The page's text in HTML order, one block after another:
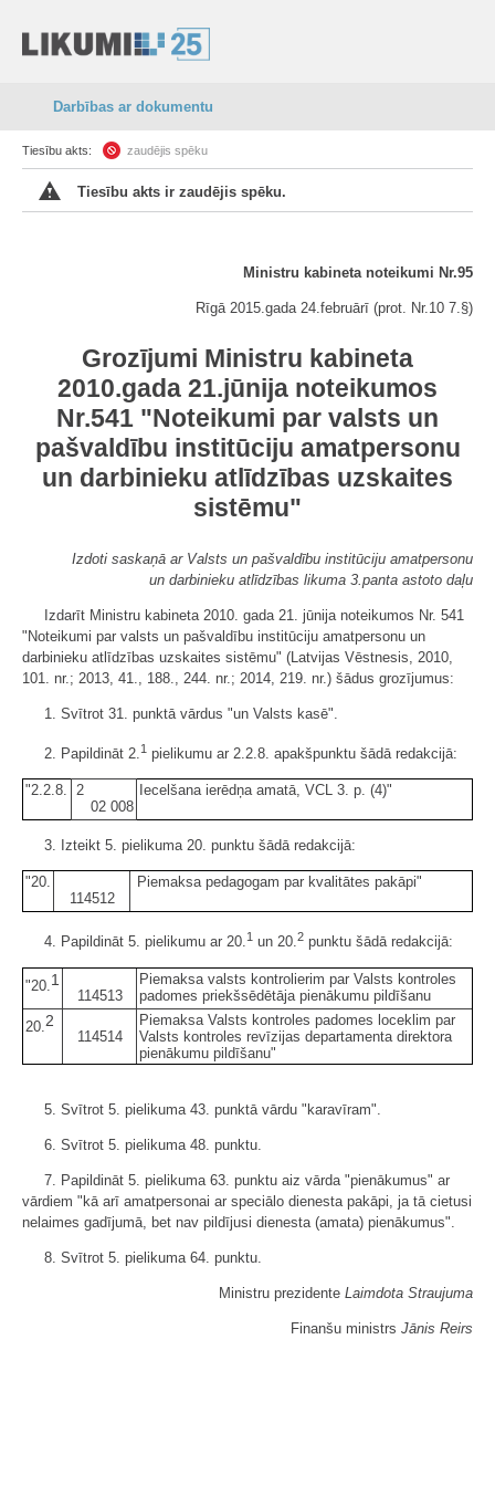
Darbības ar dokumentu
Tiesību akts: zaudējis spēku
Tiesību akts ir zaudējis spēku.
Ministru kabineta noteikumi Nr.95
Rīgā 2015.gada 24.februārī (prot. Nr.10 7.§)
Grozījumi Ministru kabineta
2010.gada 21.jūnija noteikumos
Nr.541 "Noteikumi par valsts un
pašvaldību institūciju amatpersonu
un darbinieku atlīdzības uzskaites
sistēmu"
Izdoti saskaņā ar Valsts un pašvaldību institūciju amatpersonu
un darbinieku atlīdzības likuma 3.panta astoto daļu
Izdarīt Ministru kabineta 2010. gada 21. jūnija noteikumos Nr. 541
"Noteikumi par valsts un pašvaldību institūciju amatpersonu un
darbinieku atlīdzības uzskaites sistēmu" (Latvijas Vēstnesis, 2010,
101. nr.; 2013, 41., 188., 244. nr.; 2014, 219. nr.) šādus grozījumus:
1. Svītrot 31. punktā vārdus "un Valsts kasē".
2. Papildināt 2.1 pielikumu ar 2.2.8. apakšpunktu šādā redakcijā:
"2.2.8. 2
02 008
Iecelšana ierēdņa amatā, VCL 3. p. (4)"
3. Izteikt 5. pielikuma 20. punktu šādā redakcijā:
"20.
114512
Piemaksa pedagogam par kvalitātes pakāpi"
4. Papildināt 5. pielikumu ar 20.1 un 20.2 punktu šādā redakcijā:
"20. 1
114513
Piemaksa valsts kontrolierim par Valsts kontroles
padomes priekšsēdētāja pienākumu pildīšanu
20. 2
114514
Piemaksa Valsts kontroles padomes loceklim par
Valsts kontroles revīzijas departamenta direktora
pienākumu pildīšanu"
5. Svītrot 5. pielikuma 43. punktā vārdu "karavīram".
6. Svītrot 5. pielikuma 48. punktu.
7. Papildināt 5. pielikuma 63. punktu aiz vārda "pienākumus" ar
vārdiem "kā arī amatpersonai ar speciālo dienesta pakāpi, ja tā cietusi
nelaimes gadījumā, bet nav pildījusi dienesta (amata) pienākumus".
8. Svītrot 5. pielikuma 64. punktu.
Ministru prezidente Laimdota Straujuma
Finanšu ministrs Jānis Reirs